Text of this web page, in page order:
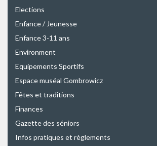
Elections
Enfance / Jeunesse
Enfance 3-11 ans
Environment
Equipements Sportifs
Espace muséal Gombrowicz
Fêtes et traditions
Finances
Gazette des séniors
Infos pratiques et règlements